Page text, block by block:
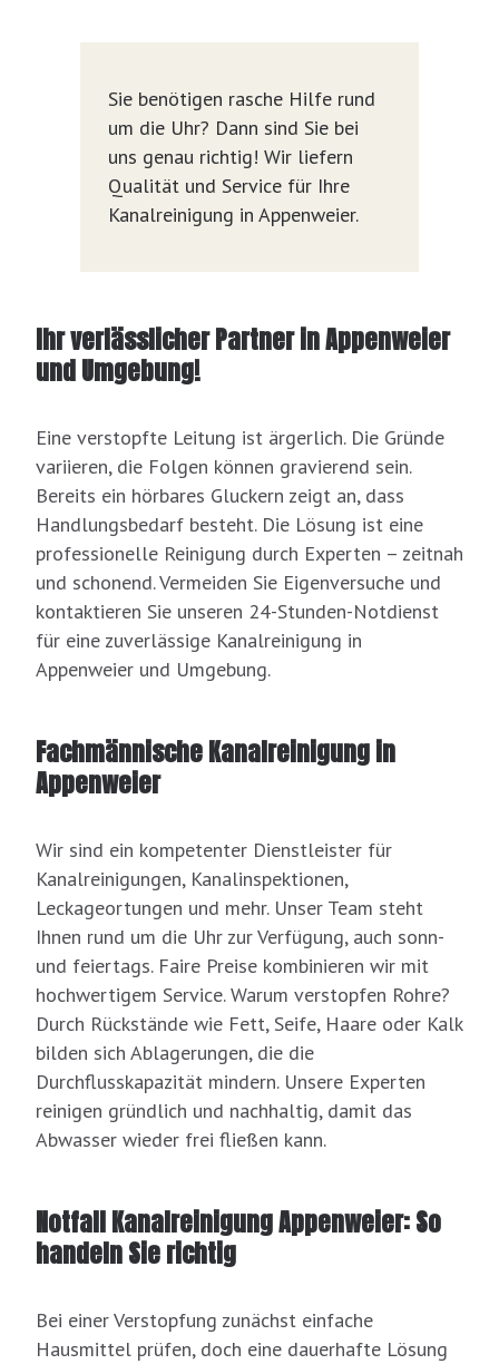
Sie benötigen rasche Hilfe rund
um die Uhr? Dann sind Sie bei
uns genau richtig! Wir liefern
Qualität und Service für Ihre
Kanalreinigung in Appenweier.
Ihr verlässlicher Partner in Appenweier
und Umgebung!
Eine verstopfte Leitung ist ärgerlich. Die Gründe
variieren, die Folgen können gravierend sein.
Bereits ein hörbares Gluckern zeigt an, dass
Handlungsbedarf besteht. Die Lösung ist eine
professionelle Reinigung durch Experten – zeitnah
und schonend. Vermeiden Sie Eigenversuche und
kontaktieren Sie unseren 24-Stunden-Notdienst
für eine zuverlässige Kanalreinigung in
Appenweier und Umgebung.
Fachmännische Kanalreinigung in
Appenweier
Wir sind ein kompetenter Dienstleister für
Kanalreinigungen, Kanalinspektionen,
Leckageortungen und mehr. Unser Team steht
Ihnen rund um die Uhr zur Verfügung, auch sonn-
und feiertags. Faire Preise kombinieren wir mit
hochwertigem Service. Warum verstopfen Rohre?
Durch Rückstände wie Fett, Seife, Haare oder Kalk
bilden sich Ablagerungen, die die
Durchflusskapazität mindern. Unsere Experten
reinigen gründlich und nachhaltig, damit das
Abwasser wieder frei fließen kann.
Notfall Kanalreinigung Appenweier: So
handeln Sie richtig
Bei einer Verstopfung zunächst einfache
Hausmittel prüfen, doch eine dauerhafte Lösung